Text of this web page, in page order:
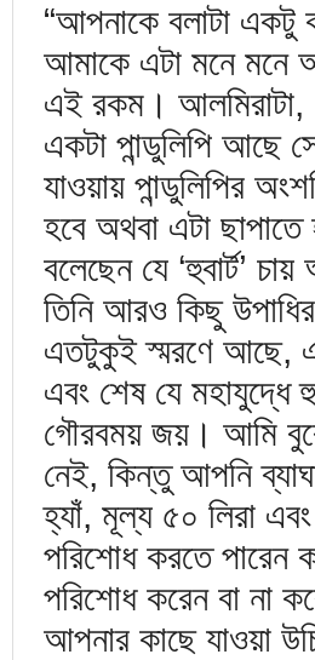
“আপনাকে বলাটা একটু
আমাকে এটা মনে মনে
এই রকম। আলমিরাটা,
একটা পান্ডুলিপি আছে
যাওয়ায় পান্ডুলিপির
হবে অথবা এটা ছাপাতে
বলেছেন যে ‘হুবার্ট’
তিনি আরও কিছু
এতটুকুই স্মরণে আছে,
এবং শেষ যে মহাযুদ্ধে
গৌরবময় জয়। আমি
নেই, কিন্তু আপনি
হ্যাঁ, মূল্য ৫০ লিরা
পরিশোধ করতে
পরিশোধ করেন বা না
আপনার কাছে যাওয়া